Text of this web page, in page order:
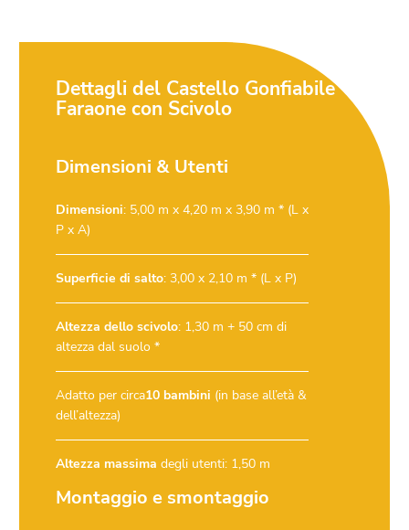
Dettagli del Castello Gonfiabile
Faraone con Scivolo
Dimensioni & Utenti
Dimensioni: 5,00 m x 4,20 m x 3,90 m * (L x
P x A)
Superficie di salto: 3,00 x 2,10 m * (L x P)
Altezza dello scivolo: 1,30 m + 50 cm di
altezza dal suolo *
Adatto per circa10 bambini (in base all’età &
dell’altezza)
Altezza massima degli utenti: 1,50 m
Montaggio e smontaggio